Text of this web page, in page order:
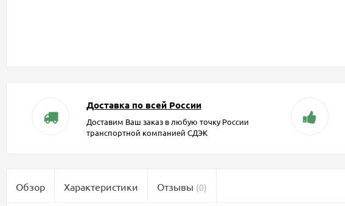
Доставка по всей России
Доставим Ваш заказ в любую точку России
транспортной компанией СДЭК
Обзор Характеристики Отзывы (0)